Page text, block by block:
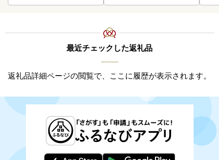
最近チェックした返礼品
返礼品詳細ページの閲覧で、ここに履歴が表示されます。